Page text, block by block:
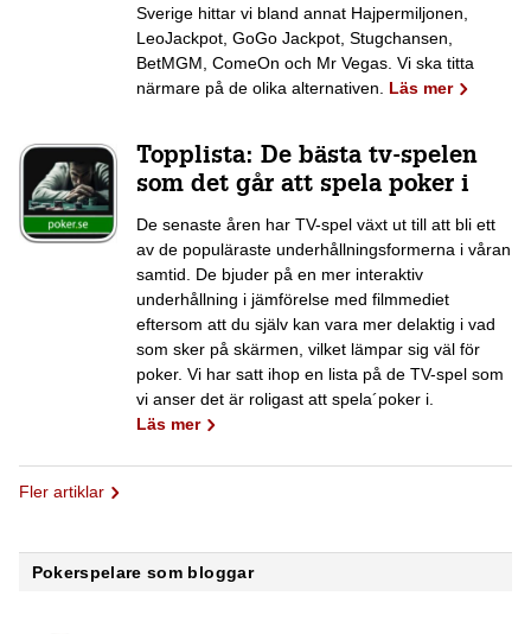
Sverige hittar vi bland annat Hajpermiljonen,
LeoJackpot, GoGo Jackpot, Stugchansen,
BetMGM, ComeOn och Mr Vegas. Vi ska titta
närmare på de olika alternativen. Läs mer
Topplista: De bästa tv-spelen
som det går att spela poker i
De senaste åren har TV-spel växt ut till att bli ett
av de populäraste underhållningsformerna i våran
samtid. De bjuder på en mer interaktiv
underhållning i jämförelse med filmmediet
eftersom att du själv kan vara mer delaktig i vad
som sker på skärmen, vilket lämpar sig väl för
poker. Vi har satt ihop en lista på de TV-spel som
vi anser det är roligast att spela´poker i.
Läs mer
Fler artiklar
Pokerspelare som bloggar